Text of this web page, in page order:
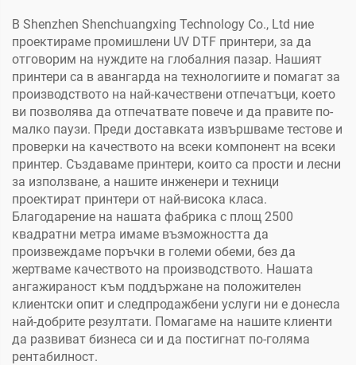
принтер (с ниска
температура)
В Shenzhen Shenchuangxing Technology Co., Ltd ние
проектираме промишлени UV DTF принтери, за да
отговорим на нуждите на глобалния пазар. Нашият
принтери са в авангарда на технологиите и помагат за
производството на най-качествени отпечатъци, което
ви позволява да отпечатвате повече и да правите по-
малко паузи. Преди доставката извършваме тестове и
проверки на качеството на всеки компонент на всеки
принтер. Създаваме принтери, които са прости и лесни
за използване, а нашите инженери и техници
проектират принтери от най-висока класа.
Благодарение на нашата фабрика с площ 2500
квадратни метра имаме възможността да
произвеждаме поръчки в големи обеми, без да
жертваме качеството на производството. Нашата
ангажираност към поддържане на положителен
клиентски опит и следпродажбени услуги ни е донесла
най-добрите резултати. Помагаме на нашите клиенти
да развиват бизнеса си и да постигнат по-голяма
рентабилност.